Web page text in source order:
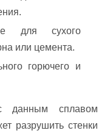
для сухого
или цемента.
горючего и
данным сплавом
разрушить стенки